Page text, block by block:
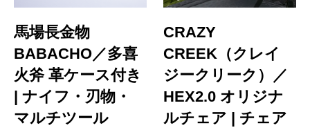
馬場長金物
BABACHO／多喜
火斧 革ケース付き
| ナイフ・刃物・
マルチツール
CRAZY
CREEK（クレイ
ジークリーク）／
HEX2.0 オリジナ
ルチェア | チェア